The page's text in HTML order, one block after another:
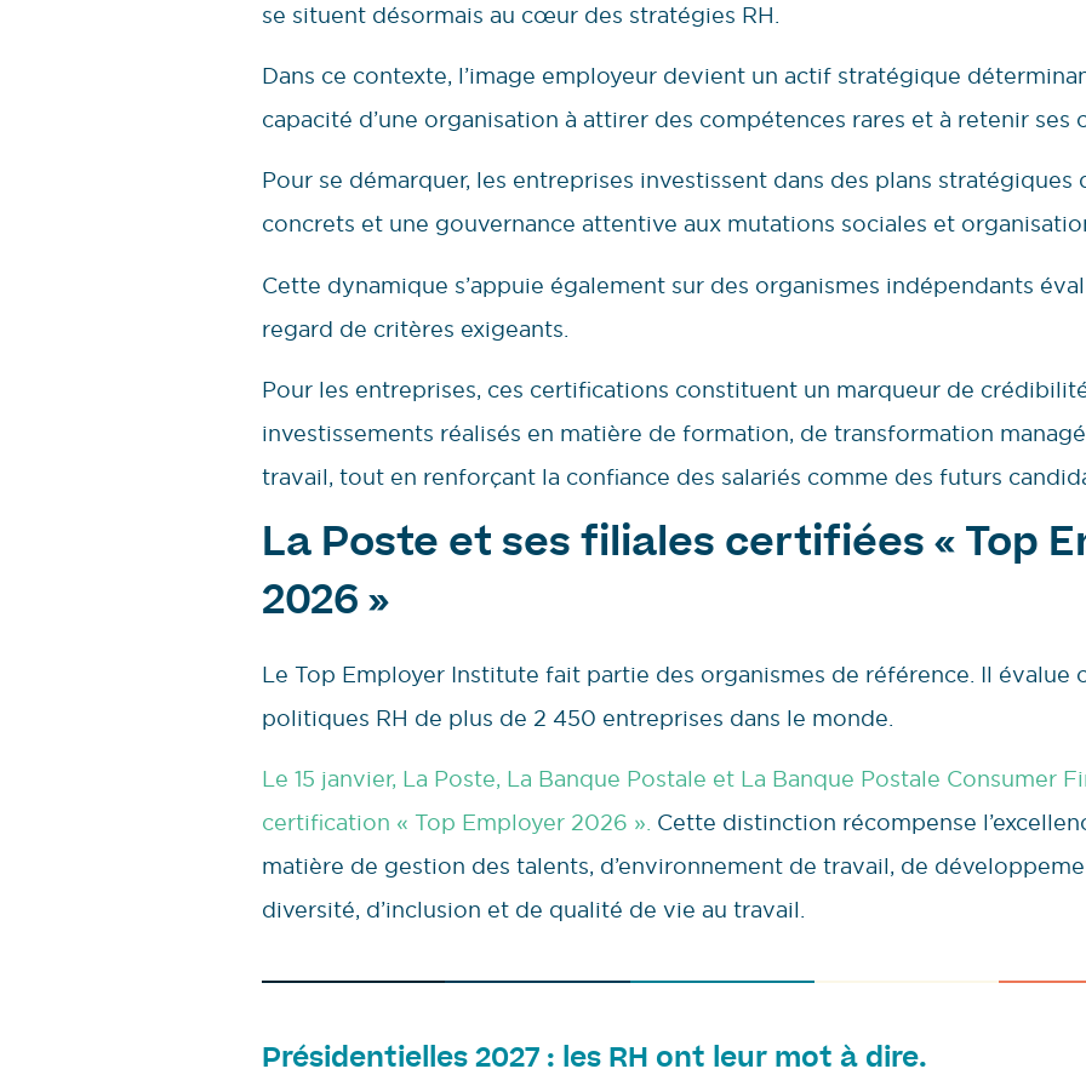
se situent désormais au cœur des stratégies RH.
Dans ce contexte, l’image employeur devient un actif stratégique
capacité d’une organisation à attirer des compétences rares et à retenir ses
Pour se démarquer, les entreprises investissent dans des plans
concrets et une gouvernance attentive aux mutations sociales et
Cette dynamique s’appuie également sur des organismes indépendants
regard de critères exigeants.
Pour les entreprises, ces certifications constituent un marqueur de
investissements réalisés en matière de formation, de transformation
travail, tout en renforçant la confiance des salariés comme des futurs
La Poste et ses filiales certifiées « Top
2026 »
Le Top Employer Institute fait partie des organismes de référence. Il évalue
politiques RH de plus de 2 450 entreprises dans le monde.
Le 15 janvier, La Poste, La Banque Postale et La Banque Postale Consumer
certification « Top Employer 2026 ». Cette distinction récompense
matière de gestion des talents, d’environnement de travail, de
diversité, d’inclusion et de qualité de vie au travail.
Présidentielles 2027 : les RH ont leur mot à dire.